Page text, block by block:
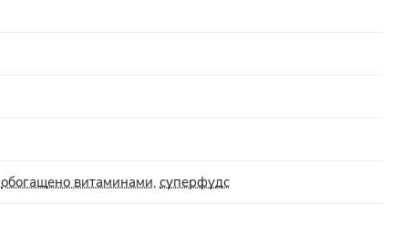
обогащено витаминами, суперфудс